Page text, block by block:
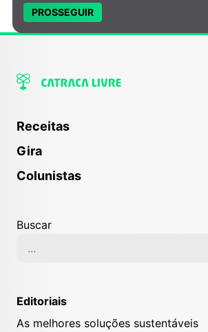
Receitas
Gira
Colunistas
Buscar
Editoriais
As melhores soluções sustentáveis
PROSSEGUIR